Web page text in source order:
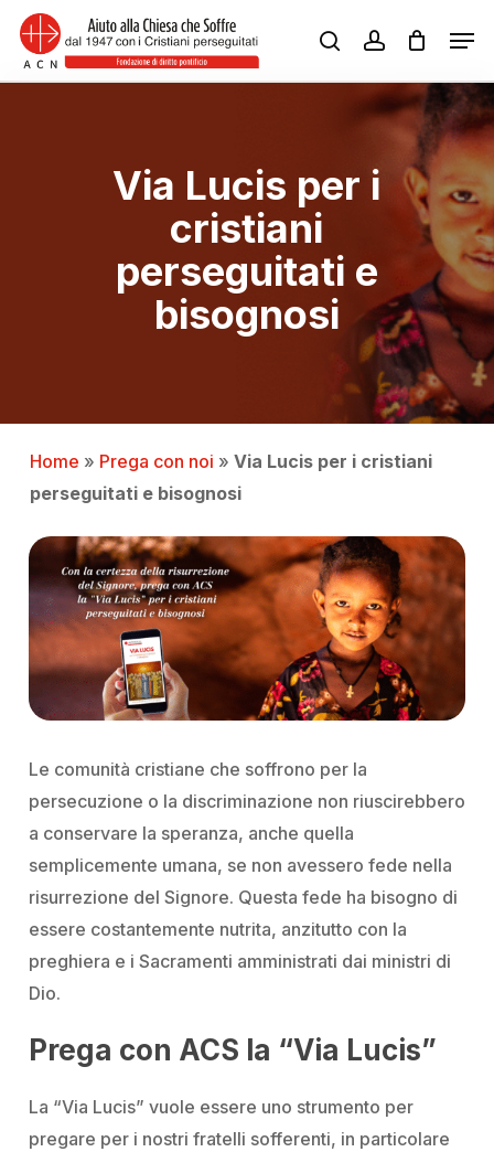
Skip
main
searchaccount
Via Lucis per i
cristiani
perseguitati e
bisognosi
Home » Prega con noi » Via Lucis per i cristiani
perseguitati e bisognosi
Le comunità cristiane che soffrono per la
persecuzione o la discriminazione non riuscirebbero
a conservare la speranza, anche quella
semplicemente umana, se non avessero fede nella
risurrezione del Signore. Questa fede ha bisogno di
essere costantemente nutrita, anzitutto con la
preghiera e i Sacramenti amministrati dai ministri di
Dio.
Prega con ACS la “Via Lucis”
La “Via Lucis” vuole essere uno strumento per
pregare per i nostri fratelli sofferenti, in particolare
Menu